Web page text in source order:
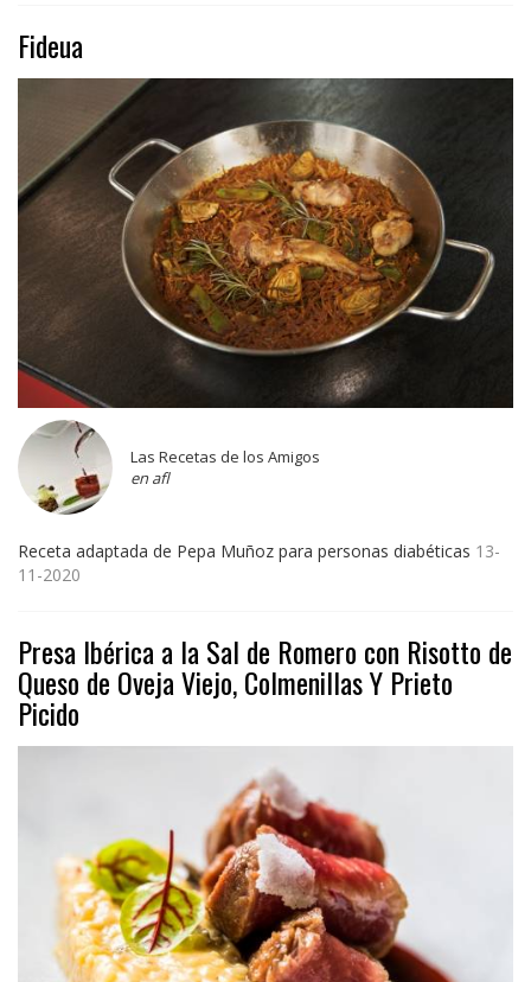
Fideua
Las Recetas de los Amigos
en afl
Receta adaptada de Pepa Muñoz para personas diabéticas 13-
11-2020
Presa Ibérica a la Sal de Romero con Risotto de
Queso de Oveja Viejo, Colmenillas Y Prieto
Picido